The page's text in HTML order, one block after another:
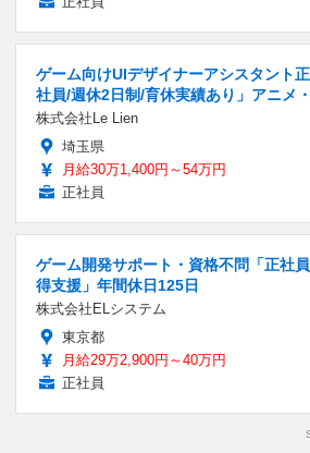
ゲーム向けUIデザイナーアシスタント
社員/週休2日制/育休実績あり」アニメ
株式会社Le Lien
埼玉県
月給30万1,400円～54万円
正社員
ゲーム開発サポート・資格不問「正社
得支援」年間休日125日
株式会社ELシステム
東京都
月給29万2,900円～40万円
正社員